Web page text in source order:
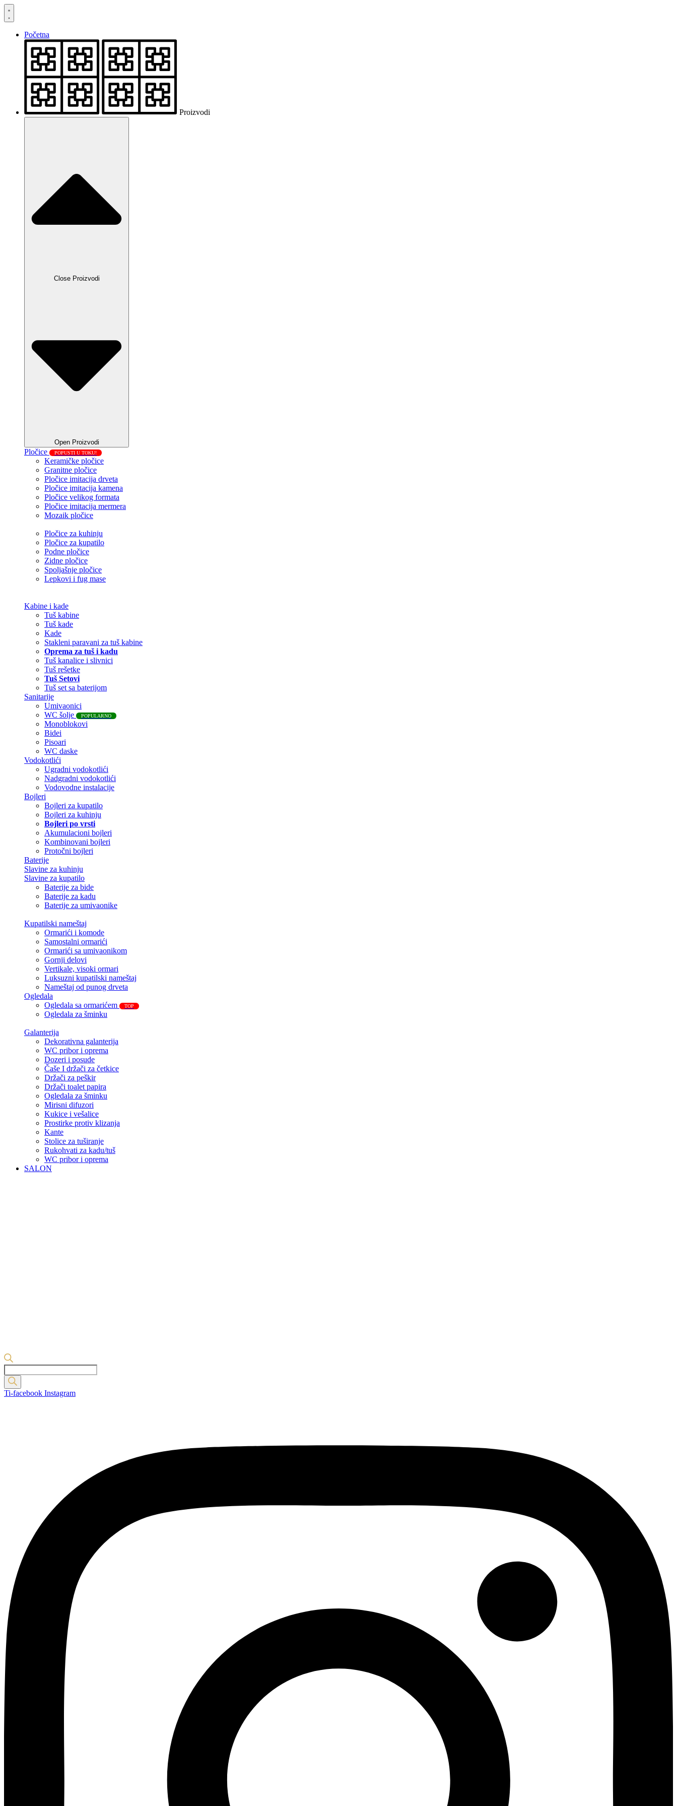
Skočite
na
Početna
Proizvodi
Close Proizvodi
Open Proizvodi
Pločice POPUSTI U TOKU!
Keramičke pločice
Granitne pločice
Pločice imitacija drveta
Pločice imitacija kamena
Pločice velikog formata
Pločice imitacija mermera
Mozaik pločice
Pločice za kuhinju
Pločice za kupatilo
Podne pločice
Zidne pločice
Spoljašnje pločice
Lepkovi i fug mase
Kabine i kade
Tuš kabine
Tuš kade
Kade
Stakleni paravani za tuš kabine
Oprema za tuš i kadu
Tuš kanalice i slivnici
Tuš rešetke
Tuš Setovi
Tuš set sa baterijom
Sanitarije
Umivaonici
WC šolje
POPULARNO
Monoblokovi
Bidei
Pisoari
WC daske
Vodokotlići
Ugradni vodokotlići
Nadgradni vodokotlići
Vodovodne instalacije
Bojleri
Bojleri za kupatilo
Bojleri za kuhinju
Bojleri po vrsti
Akumulacioni bojleri
Kombinovani bojleri
Protočni bojleri
Baterije
Slavine za kuhinju
Slavine za kupatilo
Baterije za bide
Baterije za kadu
Baterije za umivaonike
Kupatilski nameštaj
Ormarići i komode
Samostalni ormarići
Ormarići sa umivaonikom
Gornji delovi
Vertikale, visoki ormari
Luksuzni kupatilski nameštaj
Nameštaj od punog drveta
Ogledala
Ogledala sa ormarićem
TOP
Ogledala za šminku
Galanterija
Dekorativna galanterija
WC pribor i oprema
Dozeri i posude
Čaše I držači za četkice
Držači za peškir
Držači toalet papira
Ogledala za šminku
Mirisni difuzori
Kukice i vešalice
Prostirke protiv klizanja
Kante
Stolice za tuširanje
Rukohvati za kadu/tuš
WC pribor i oprema
SALON
Products
search
Ti-facebook Instagram